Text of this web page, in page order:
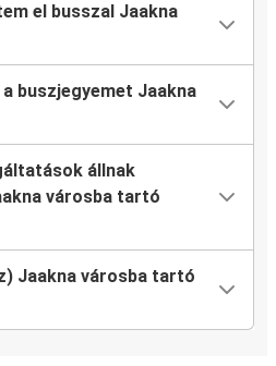
el busszal Jaakna
buszjegyemet Jaakna
állnak
városba tartó
Jaakna városba tartó